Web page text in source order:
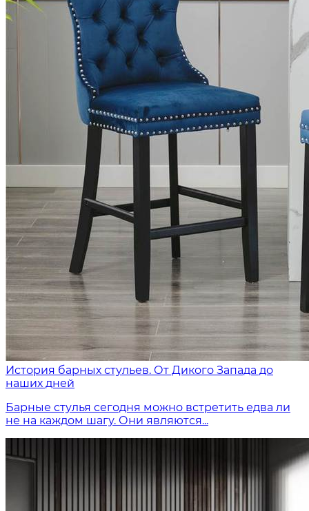
История барных стульев. От Дикого Запада до
наших дней
Барные стулья сегодня можно встретить едва ли
не на каждом шагу. Они являются...